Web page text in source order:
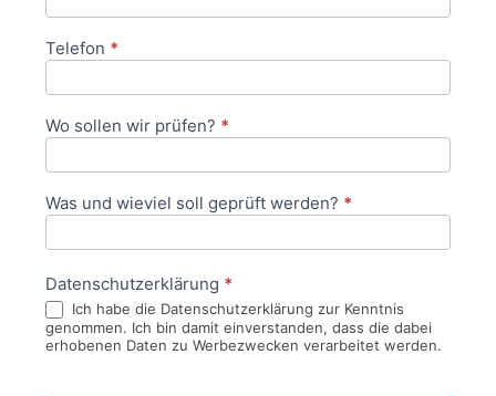
Telefon *
Wo sollen wir prüfen? *
Was und wieviel soll geprüft werden? *
Datenschutzerklärung *
Ich habe die Datenschutzerklärung zur Kenntnis
genommen. Ich bin damit einverstanden, dass die dabei
erhobenen Daten zu Werbezwecken verarbeitet werden.